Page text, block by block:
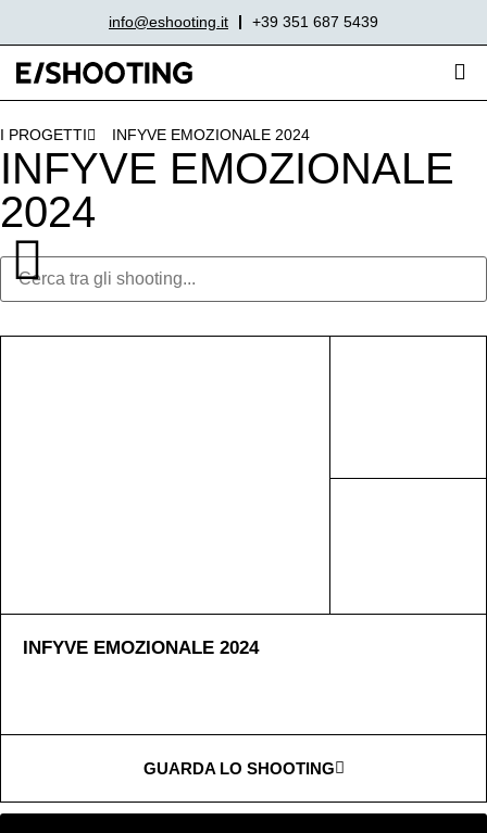
info@eshooting.it +39 351 687 5439
I PROGETTI INFYVE EMOZIONALE 2024
INFYVE EMOZIONALE
2024
INFYVE EMOZIONALE 2024
GUARDA LO SHOOTING